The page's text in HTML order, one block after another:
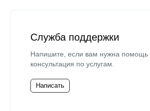
Служба поддержки
Напишите, если вам нужна помощь
консультация по услугам.
Написать